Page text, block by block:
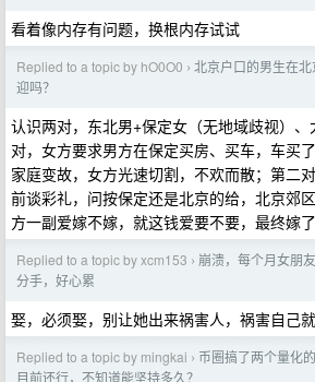
看着像内存有问题，换根内存试试
Replied to a topic by hO0O0 › 北京户口的男生在
迎吗？
认识两对，东北男+保定女（无地域歧视）
对，女方要求男方在保定买房、买车，车买
家庭变故，女方光速切割，不欢而散；第二
前谈彩礼，问按保定还是北京的给，北京郊
方一副爱嫁不嫁，就这钱爱要不要，最终嫁了
Replied to a topic by xcm153 › 崩溃，每个月女朋
分手，好心累
娶，必须娶，别让她出来祸害人，祸害自己
Replied to a topic by mingkai › 币圈搞了两个量化
目前还行，不知道能坚持多久？